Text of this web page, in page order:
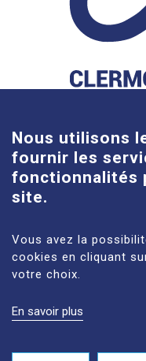
Gabriel-Montpied
See more
Estaing site
Nous utilisons
fournir les
fonctionnalités
site.
Vous avez la
cookies en cliquant
votre choix.
En savoir plus